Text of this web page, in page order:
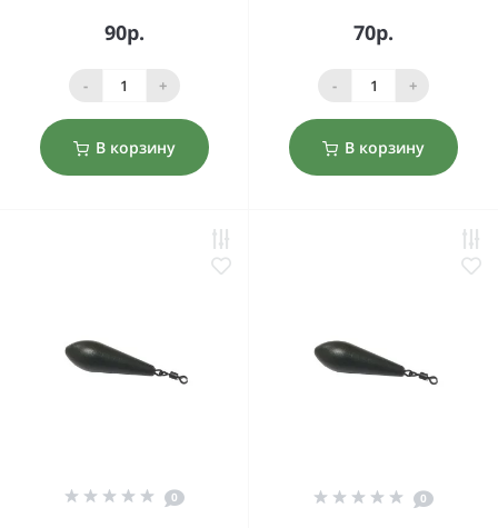
90р.
- +
В корзину
70р.
- +
В корзину
0 0